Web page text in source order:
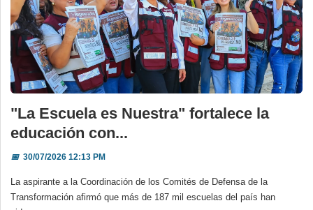
"La Escuela es Nuestra" fortalece la
educación con...
📅30/07/2026 12:13 PM
La aspirante a la Coordinación de los Comités de Defensa de la
Transformación afirmó que más de 187 mil escuelas del país han